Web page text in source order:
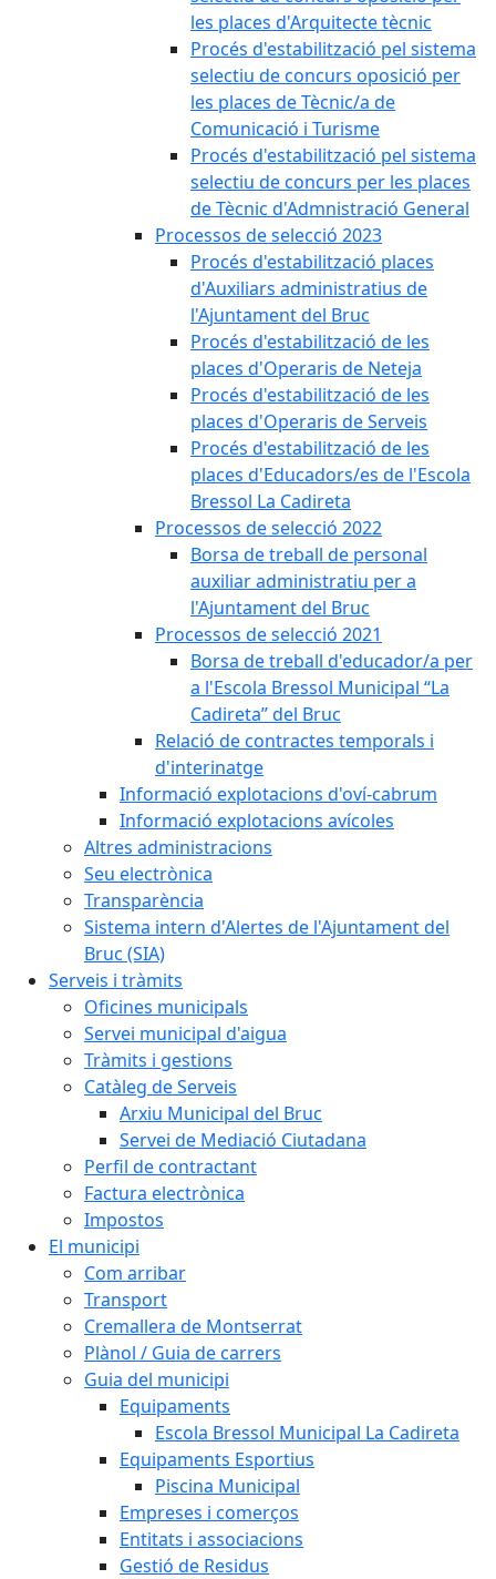
les places d'Arquitecte tècnic
Procés d'estabilització pel sistema
selectiu de concurs oposició per
les places de Tècnic/a de
Comunicació i Turisme
Procés d'estabilització pel sistema
selectiu de concurs per les places
de Tècnic d'Admnistració General
Processos de selecció 2023
Procés d'estabilització places
d'Auxiliars administratius de
l'Ajuntament del Bruc
Procés d'estabilització de les
places d'Operaris de Neteja
Procés d'estabilització de les
places d'Operaris de Serveis
Procés d'estabilització de les
places d'Educadors/es de l'Escola
Bressol La Cadireta
Processos de selecció 2022
Borsa de treball de personal
auxiliar administratiu per a
l'Ajuntament del Bruc
Processos de selecció 2021
Borsa de treball d'educador/a per
a l'Escola Bressol Municipal “La
Cadireta” del Bruc
Relació de contractes temporals i
d'interinatge
Informació explotacions d'oví-cabrum
Informació explotacions avícoles
Altres administracions
Seu electrònica
Transparència
Sistema intern d'Alertes de l'Ajuntament del
Bruc (SIA)
Serveis i tràmits
Oficines municipals
Servei municipal d'aigua
Tràmits i gestions
Catàleg de Serveis
Arxiu Municipal del Bruc
Servei de Mediació Ciutadana
Perfil de contractant
Factura electrònica
Impostos
El municipi
Com arribar
Transport
Cremallera de Montserrat
Plànol / Guia de carrers
Guia del municipi
Equipaments
Escola Bressol Municipal La Cadireta
Equipaments Esportius
Piscina Municipal
Empreses i comerços
Entitats i associacions
Gestió de Residus